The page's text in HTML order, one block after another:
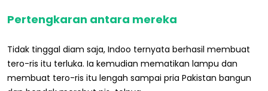
Pertengkaran antara mereka
Tidak tinggal diam saja, Indoo ternyata berhasil membuat
tero-ris itu terluka. Ia kemudian mematikan lampu dan
membuat tero-ris itu lengah sampai pria Pakistan bangun